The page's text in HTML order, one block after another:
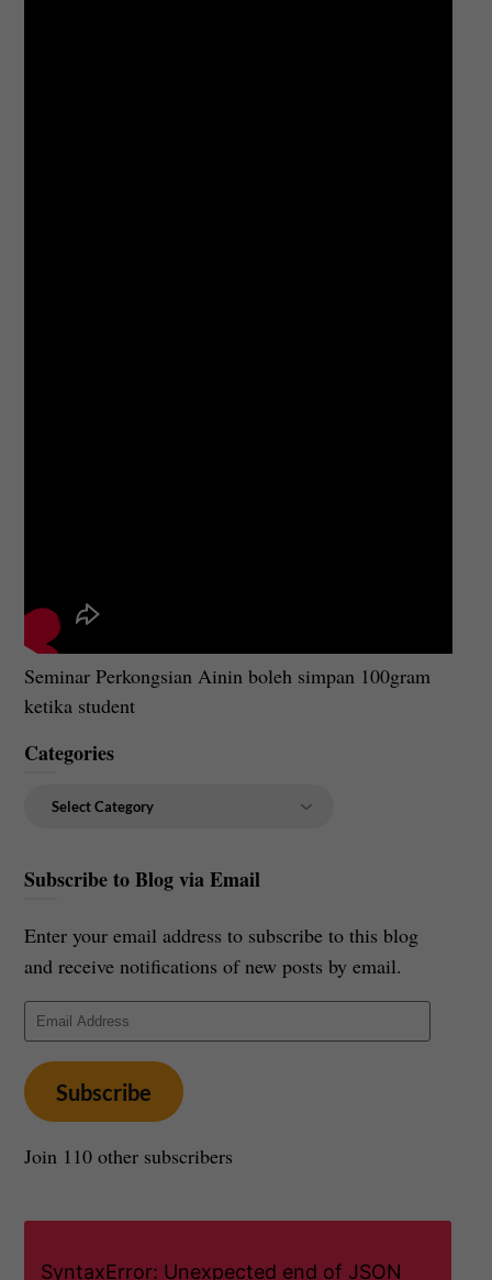
Seminar Perkongsian Ainin boleh simpan 100gram
ketika student
Categories
Categories
Subscribe to Blog via Email
Enter your email address to subscribe to this blog
and receive notifications of new posts by email.
Email
Address
Subscribe
Join 110 other subscribers
SyntaxError: Unexpected end of JSON